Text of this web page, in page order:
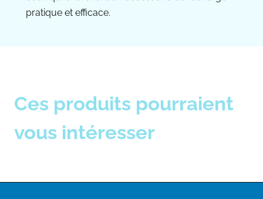
pratique et efficace.
Ces produits pourraient
vous intéresser